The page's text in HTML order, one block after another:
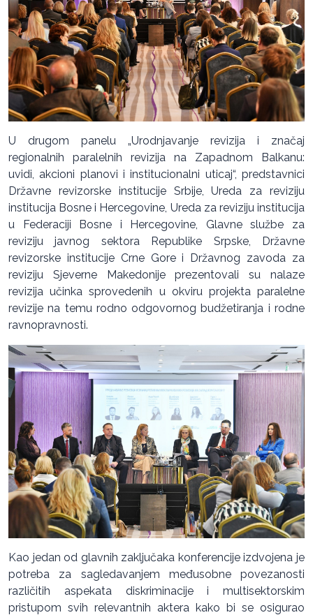
U drugom panelu „Urodnjavanje revizija i značaj
regionalnih paralelnih revizija na Zapadnom Balkanu:
uvidi, akcioni planovi i institucionalni uticaj“, predstavnici
Državne revizorske institucije Srbije, Ureda za reviziju
institucija Bosne i Hercegovine, Ureda za reviziju institucija
u Federaciji Bosne i Hercegovine, Glavne službe za
reviziju javnog sektora Republike Srpske, Državne
revizorske institucije Crne Gore i Državnog zavoda za
reviziju Sjeverne Makedonije prezentovali su nalaze
revizija učinka sprovedenih u okviru projekta paralelne
revizije na temu rodno odgovornog budžetiranja i rodne
ravnopravnosti.
Kao jedan od glavnih zaključaka konferencije izdvojena je
potreba za sagledavanjem međusobne povezanosti
različitih aspekata diskriminacije i multisektorskim
pristupom svih relevantnih aktera kako bi se osigurao